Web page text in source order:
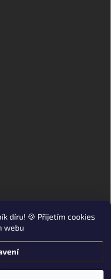
díru! 🍪 Přijetím cookies
webu
práva vyhrazena.Upravit nastavení